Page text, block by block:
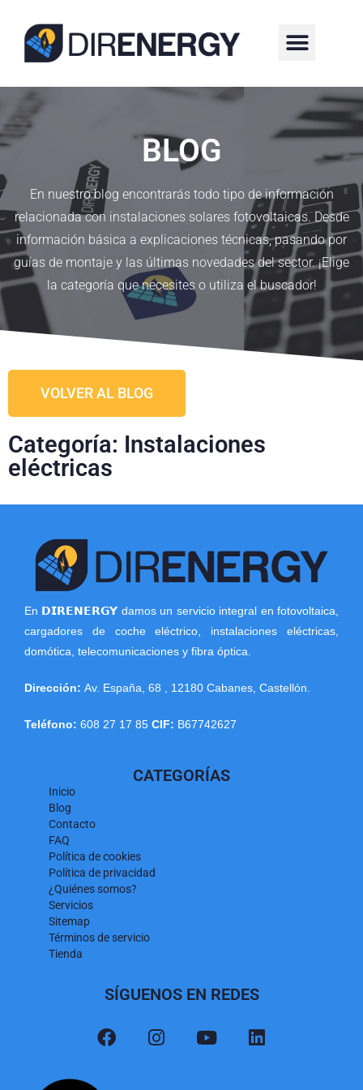
BLOG
En nuestro blog encontrarás todo tipo de información
relacionada con instalaciones solares fotovoltaicas. Desde
información básica a explicaciones técnicas, pasando por
guías de montaje y las últimas novedades del sector. ¡Elige
la categoría que necesites o utiliza el buscador!
VOLVER AL BLOG
Categoría: Instalaciones
eléctricas
En 𝗗𝗜𝗥𝗘𝗡𝗘𝗥𝗚𝗬 damos un servicio integral en fotovoltaica,
cargadores de coche eléctrico, instalaciones eléctricas,
domótica, telecomunicaciones y fibra óptica.
Dirección: Av. España, 68 , 12180 Cabanes, Castellón.
Teléfono: 608 27 17 85 CIF: B67742627
CATEGORÍAS
Inicio
Blog
Contacto
FAQ
Política de cookies
Política de privacidad
¿Quiénes somos?
Servicios
Sitemap
Términos de servicio
Tienda
SÍGUENOS EN REDES